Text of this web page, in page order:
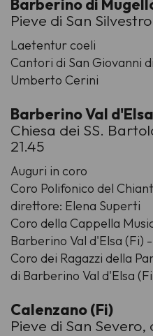
Barberino di
Pieve di San
Laetentur coeli
Cantori di San Giovanni
Umberto Cerini
Barberino Val
Chiesa dei SS.
21.45
Auguri in coro
Coro Polifonico del
direttore: Elena Superti
Coro della Cappella
Barberino Val d'Elsa
Coro dei Ragazzi della
di Barberino Val d'Elsa
Calenzano (Fi)
Pieve di San Severo,